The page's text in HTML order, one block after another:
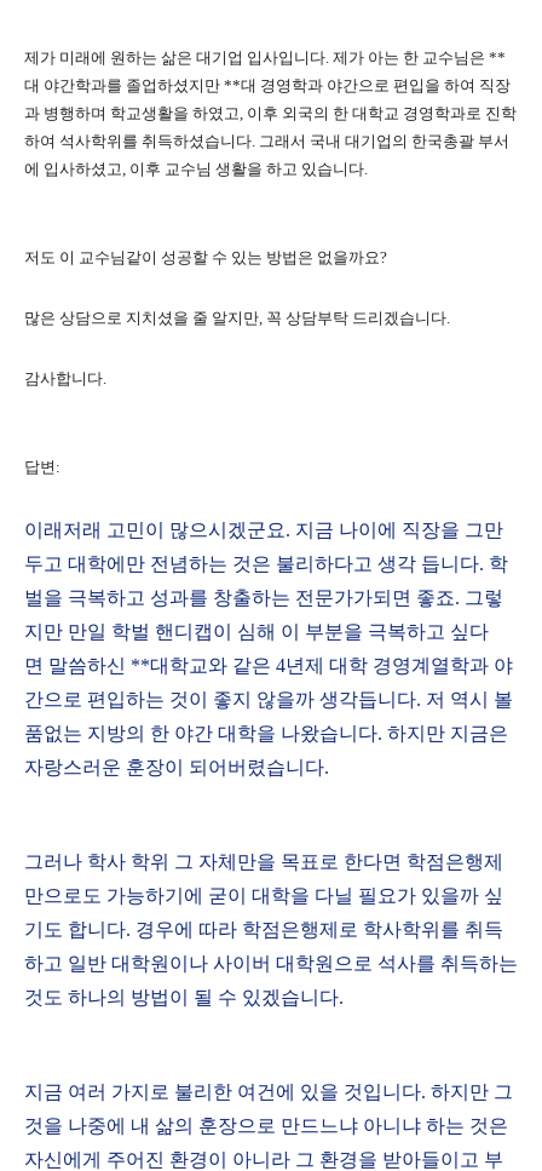
제가 미래에 원하는 삶은 대기업 입사입니다. 제가 아는 한 교수님은 **
대 야간학과를 졸업하셨지만 **대 경영학과 야간으로 편입을 하여 직장
과 병행하며 학교생활을 하였고, 이후 외국의 한 대학교 경영학과로 진학
하여 석사학위를 취득하셨습니다. 그래서 국내 대기업의 한국총괄 부서
에 입사하셨고, 이후 교수님 생활을 하고 있습니다.
저도 이 교수님같이 성공할 수 있는 방법은 없을까요?
많은 상담으로 지치셨을 줄 알지만, 꼭 상담부탁 드리겠습니다.
감사합니다.
답변:
이래저래 고민이 많으시겠군요. 지금 나이에 직장을 그만
두고 대학에만 전념하는 것은 불리하다고 생각 듭니다. 학
벌을 극복하고 성과를 창출하는 전문가가되면 좋죠. 그렇
지만 만일 학벌 핸디캡이 심해 이 부분을 극복하고 싶다
면 말씀하신 **대학교와 같은 4년제 대학 경영계열학과 야
간으로 편입하는 것이 좋지 않을까 생각듭니다. 저 역시 볼
품없는 지방의 한 야간 대학을 나왔습니다. 하지만 지금은
자랑스러운 훈장이 되어버렸습니다.
그러나 학사 학위 그 자체만을 목표로 한다면 학점은행제
만으로도 가능하기에 굳이 대학을 다닐 필요가 있을까 싶
기도 합니다. 경우에 따라 학점은행제로 학사학위를 취득
하고 일반 대학원이나 사이버 대학원으로 석사를 취득하는
것도 하나의 방법이 될 수 있겠습니다.
지금 여러 가지로 불리한 여건에 있을 것입니다. 하지만 그
것을 나중에 내 삶의 훈장으로 만드느냐 아니냐 하는 것은
자신에게 주어진 환경이 아니라 그 환경을 받아들이고 부